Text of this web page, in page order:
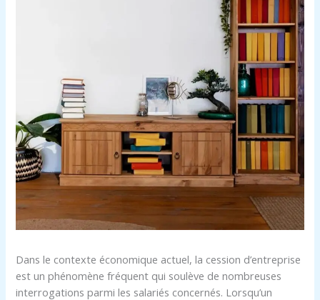
Dans le contexte économique actuel, la cession d’entreprise
est un phénomène fréquent qui soulève de nombreuses
interrogations parmi les salariés concernés. Lorsqu’un